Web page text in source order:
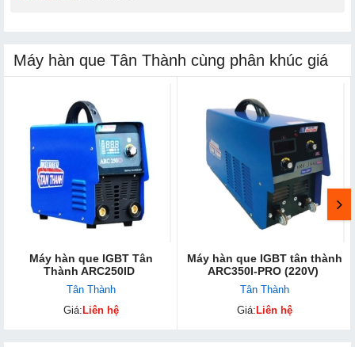
Máy hàn que Tân Thành cùng phân khúc giá
Máy hàn que IGBT Tân
Thành ARC250ID
Tân Thành
Giá: Liên hệ
Máy hàn que IGBT tân thành
ARC350I-PRO (220V)
Tân Thành
Giá: Liên hệ